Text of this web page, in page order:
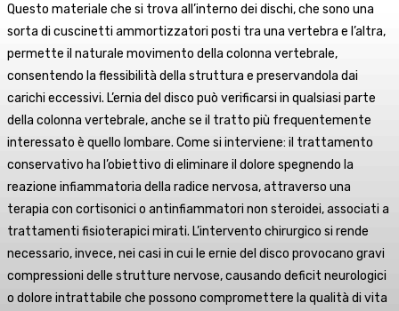
Questo materiale che si trova all’interno dei dischi, che sono una
sorta di cuscinetti ammortizzatori posti tra una vertebra e l’altra,
permette il naturale movimento della colonna vertebrale,
consentendo la flessibilità della struttura e preservandola dai
carichi eccessivi. L’ernia del disco può verificarsi in qualsiasi parte
della colonna vertebrale, anche se il tratto più frequentemente
interessato è quello lombare. Come si interviene: il trattamento
conservativo ha l’obiettivo di eliminare il dolore spegnendo la
reazione infiammatoria della radice nervosa, attraverso una
terapia con cortisonici o antinfiammatori non steroidei, associati a
trattamenti fisioterapici mirati. L’intervento chirurgico si rende
necessario, invece, nei casi in cui le ernie del disco provocano gravi
compressioni delle strutture nervose, causando deficit neurologici
o dolore intrattabile che possono compromettere la qualità di vita